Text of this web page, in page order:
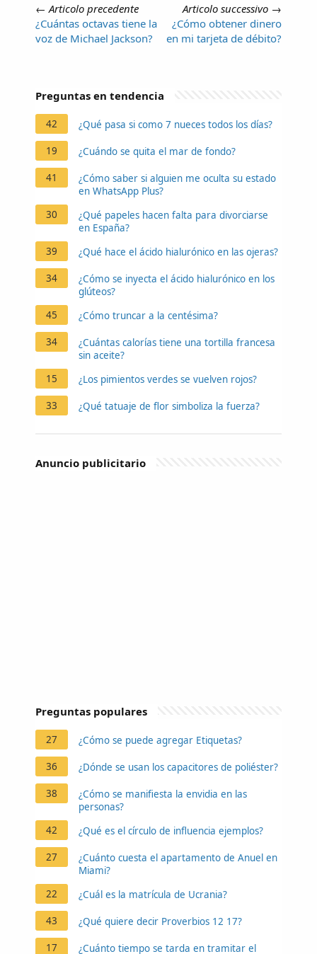
← Articolo precedente
¿Cuántas octavas tiene la
voz de Michael Jackson?
Articolo successivo →
¿Cómo obtener dinero
en mi tarjeta de débito?
Preguntas en tendencia
42 ¿Qué pasa si como 7 nueces todos los días?
19 ¿Cuándo se quita el mar de fondo?
41
¿Cómo saber si alguien me oculta su estado
en WhatsApp Plus?
30
¿Qué papeles hacen falta para divorciarse
en España?
39
¿Qué hace el ácido hialurónico en las ojeras?
34
¿Cómo se inyecta el ácido hialurónico en los
glúteos?
45
¿Cómo truncar a la centésima?
34
¿Cuántas calorías tiene una tortilla francesa
sin aceite?
15
¿Los pimientos verdes se vuelven rojos?
33 ¿Qué tatuaje de flor simboliza la fuerza?
Anuncio publicitario
Preguntas populares
27 ¿Cómo se puede agregar Etiquetas?
36 ¿Dónde se usan los capacitores de poliéster?
38
¿Cómo se manifiesta la envidia en las
personas?
42
¿Qué es el círculo de influencia ejemplos?
27
¿Cuánto cuesta el apartamento de Anuel en
Miami?
22
¿Cuál es la matrícula de Ucrania?
43 ¿Qué quiere decir Proverbios 12 17?
17 ¿Cuánto tiempo se tarda en tramitar el